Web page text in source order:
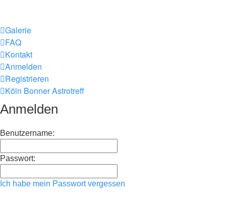
Galerie
FAQ
Kontakt
Anmelden
Registrieren
Köln Bonner Astrotreff
Anmelden
Benutzername:
Passwort:
Ich habe mein Passwort vergessen